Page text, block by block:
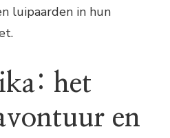
luipaarden in hun
het
en